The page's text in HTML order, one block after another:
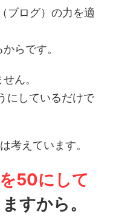
ブログ）の力を適
らです。
ん。
にしているだけで
考えています。
50にして
すから。